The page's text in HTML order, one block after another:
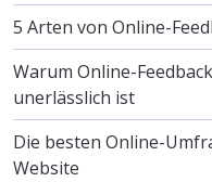
5 Arten von Online-
Warum Online-
unerlässlich ist
Die besten Online-
Website